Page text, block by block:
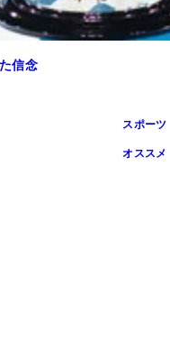
信念
スポーツ
オススメ